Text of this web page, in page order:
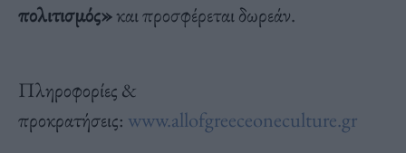
πολιτισμός»και προσφέρεται δωρεάν.
Πληροφορίες &
προκρατήσεις: www.allofgreeceoneculture.gr